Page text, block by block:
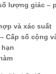
lượng giác –
và xác suất
Cấp số cộng